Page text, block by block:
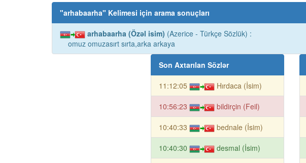
"arhabaarha" Kelimesi için arama sonuçları
arhabaarha (Özəl isim) (Azerice - Türkçe Sözlük) :
omuz omuzasırt sırta,arka arkaya
Son Axtarılan Sözlər
11:12:05 Hırdaca (İsim)
10:56:23 bildirçin (Feil)
10:40:33 bednale (İsim)
10:40:30 desmal (İsim)